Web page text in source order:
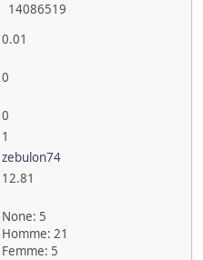
14086519
0.01
0
0
1
zebulon74
12.81
None: 5
Homme: 21
Femme: 5